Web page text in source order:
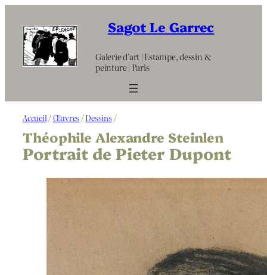
contenu
Sagot Le Garrec
Galerie d’art | Estampe, dessin &
peinture | Paris
Accueil /Œuvres /Dessins /
Théophile Alexandre Steinlen
Portrait de Pieter Dupont